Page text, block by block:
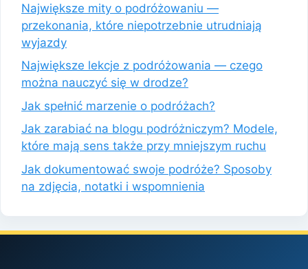
Największe mity o podróżowaniu —
przekonania, które niepotrzebnie utrudniają
wyjazdy
Największe lekcje z podróżowania — czego
można nauczyć się w drodze?
Jak spełnić marzenie o podróżach?
Jak zarabiać na blogu podróżniczym? Modele,
które mają sens także przy mniejszym ruchu
Jak dokumentować swoje podróże? Sposoby
na zdjęcia, notatki i wspomnienia